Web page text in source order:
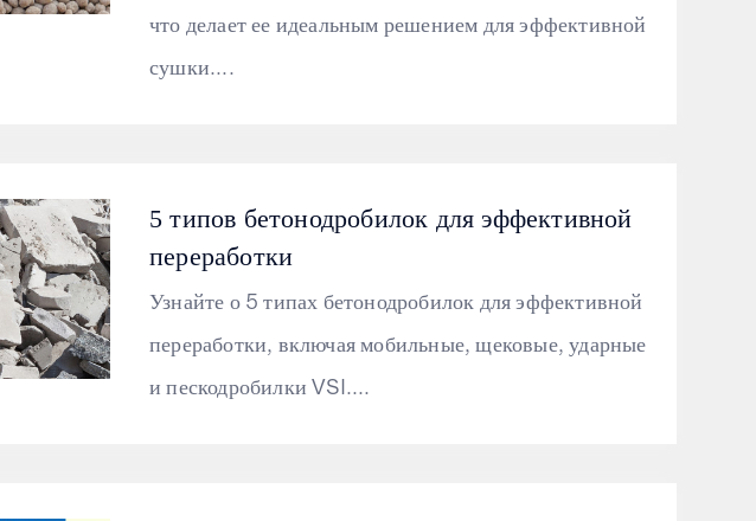
что делает ее идеальным решением для эффективной
сушки....
5 типов бетонодробилок для эффективной
переработки
Узнайте о 5 типах бетонодробилок для эффективной
переработки, включая мобильные, щековые, ударные
и пескодробилки VSI....